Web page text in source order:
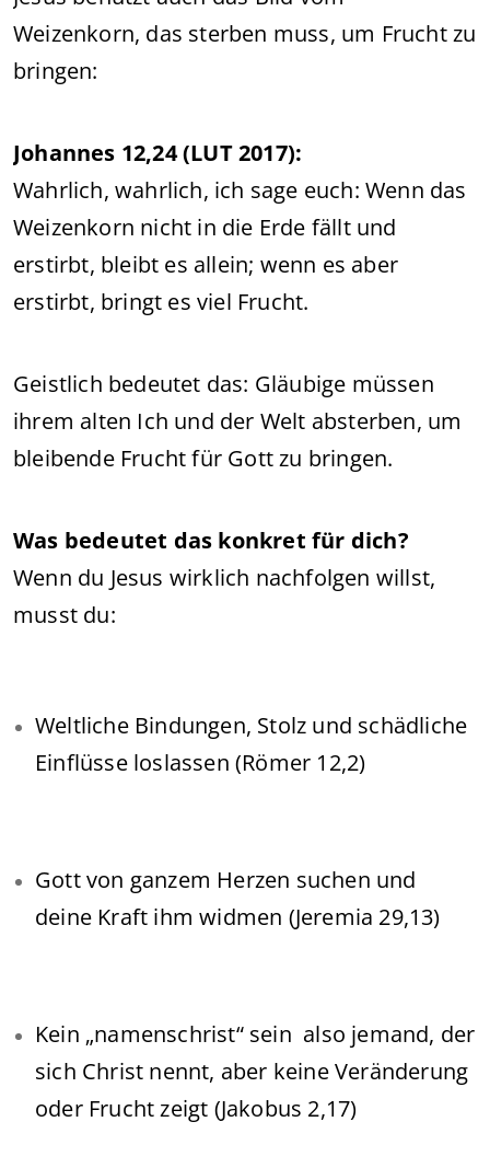
Weizenkorn, das sterben muss, um Frucht zu
bringen:
Johannes 12,24 (LUT 2017):
Wahrlich, wahrlich, ich sage euch: Wenn das
Weizenkorn nicht in die Erde fällt und
erstirbt, bleibt es allein; wenn es aber
erstirbt, bringt es viel Frucht.
Geistlich bedeutet das: Gläubige müssen
ihrem alten Ich und der Welt absterben, um
bleibende Frucht für Gott zu bringen.
Was bedeutet das konkret für dich?
Wenn du Jesus wirklich nachfolgen willst,
musst du:
Weltliche Bindungen, Stolz und schädliche
Einflüsse loslassen (Römer 12,2)
Gott von ganzem Herzen suchen und
deine Kraft ihm widmen (Jeremia 29,13)
Kein „namenschrist“ sein also jemand, der
sich Christ nennt, aber keine Veränderung
oder Frucht zeigt (Jakobus 2,17)